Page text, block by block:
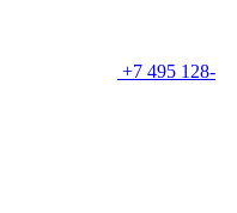
+7 495 128-